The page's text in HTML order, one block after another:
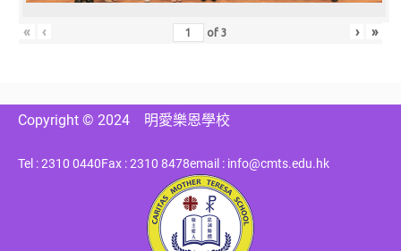
« ‹ of3 › »
Copyright © 2024 明愛樂恩學校
Tel : 2310 0440Fax : 2310 8478email : info@cmts.edu.hk